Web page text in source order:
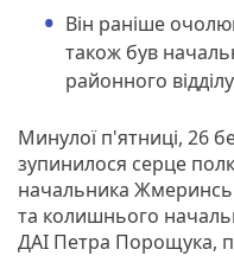
Він раніше
також був
районного
Минулої п'ятниці, 26
зупинилося серце
начальника
та колишнього
ДАІ Петра Порощука,